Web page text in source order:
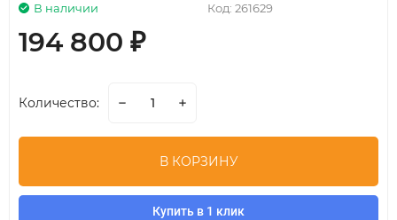
Код: 261629
В наличии
194 800 ₽
Количество:
В КОРЗИНУ
Купить в 1 клик